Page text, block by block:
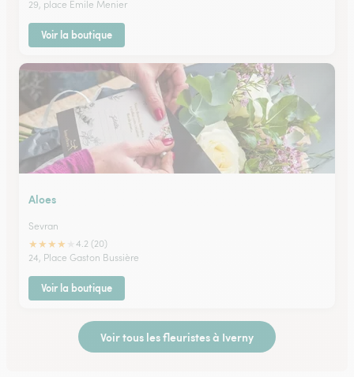
29, place Emile Menier
Voir la boutique
Aloes
Sevran
★★★★
4.2 (20)
24, Place Gaston Bussière
Voir la boutique
Voir tous les fleuristes à Iverny